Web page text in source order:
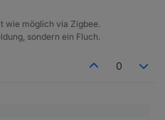
wie möglich via Zigbee.
sondern ein Fluch.
0